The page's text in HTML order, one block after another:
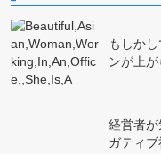
もしか
ンが上
経営者
ガティ